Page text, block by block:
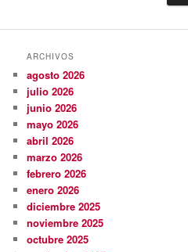
ARCHIVOS
agosto 2026
julio 2026
junio 2026
mayo 2026
abril 2026
marzo 2026
febrero 2026
enero 2026
diciembre 2025
noviembre 2025
octubre 2025